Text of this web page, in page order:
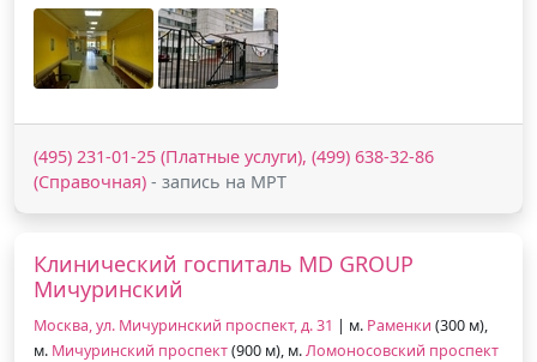
(495) 231-01-25 (Платные услуги), (499) 638-32-86
(Справочная) - запись на МРТ
Клинический госпиталь MD GROUP
Мичуринский
Москва, ул. Мичуринский проспект, д. 31 | м. Раменки (300 м),
м. Мичуринский проспект(900 м), м.Ломоносовский проспект